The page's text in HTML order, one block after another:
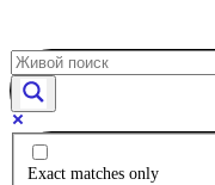
Exact matches only